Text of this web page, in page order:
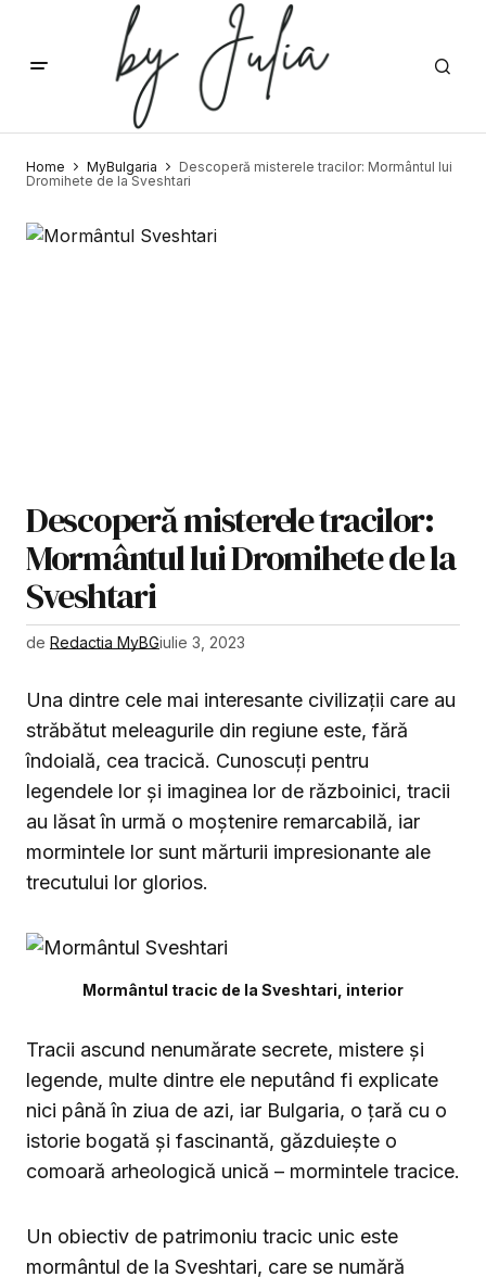
Home MyBulgaria
Descoperă misterele tracilor: Mormântul lui
Dromihete de la Sveshtari
Descoperă misterele tracilor:
Mormântul lui Dromihete de la
Sveshtari
de Redactia MyBGiulie 3, 2023
Una dintre cele mai interesante civilizații care au
străbătut meleagurile din regiune este, fără
îndoială, cea tracică. Cunoscuți pentru
legendele lor și imaginea lor de războinici, tracii
au lăsat în urmă o moștenire remarcabilă, iar
mormintele lor sunt mărturii impresionante ale
trecutului lor glorios.
Mormântul tracic de la Sveshtari, interior
Tracii ascund nenumărate secrete, mistere și
legende, multe dintre ele neputând fi explicate
nici până în ziua de azi, iar Bulgaria, o țară cu o
istorie bogată și fascinantă, găzduiește o
comoară arheologică unică – mormintele tracice.
Un obiectiv de patrimoniu tracic unic este
mormântul de la Sveshtari, care se numără